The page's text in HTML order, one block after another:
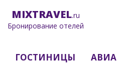
MIXTRAVEL.ru
Бронирование отелей
ГОСТИНИЦЫ АВИА